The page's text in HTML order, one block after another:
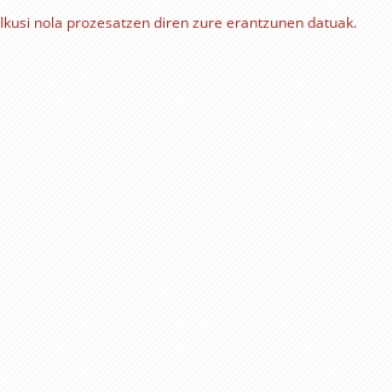
Ikusi nola prozesatzen diren zure erantzunen datuak.